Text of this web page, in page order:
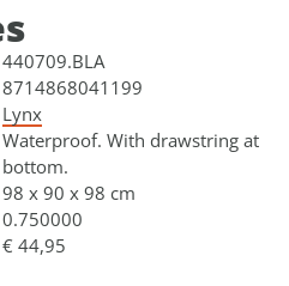
440709.BLA
8714868041199
Lynx
Waterproof. With drawstring at
bottom.
98 x 90 x 98 cm
0.750000
€ 44,95